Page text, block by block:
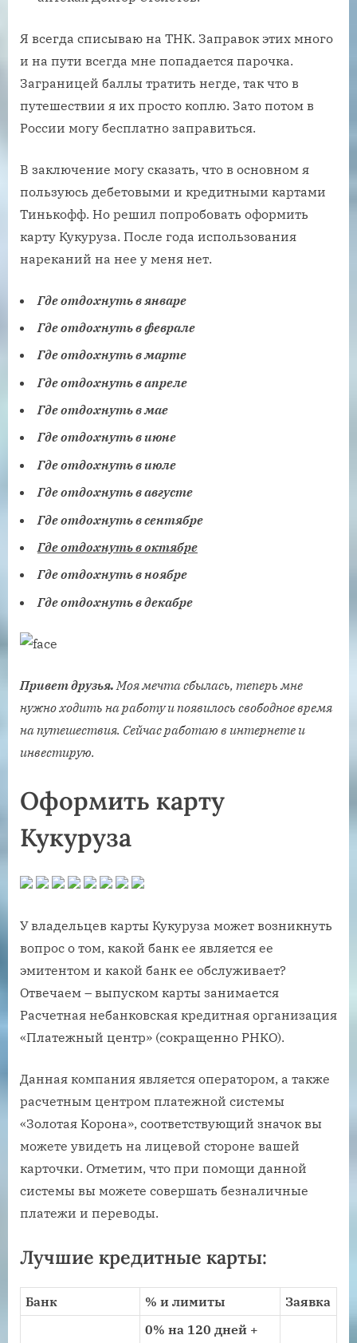
Я всегда списываю на ТНК. Заправок этих много
и на пути всегда мне попадается парочка.
Заграницей баллы тратить негде, так что в
путешествии я их просто коплю. Зато потом в
России могу бесплатно заправиться.
В заключение могу сказать, что в основном я
пользуюсь дебетовыми и кредитными картами
Тинькофф. Но решил попробовать оформить
карту Кукуруза. После года использования
нареканий на нее у меня нет.
Где отдохнуть в январе
Где отдохнуть в феврале
Где отдохнуть в марте
Где отдохнуть в апреле
Где отдохнуть в мае
Где отдохнуть в июне
Где отдохнуть в июле
Где отдохнуть в августе
Где отдохнуть в сентябре
Где отдохнуть в октябре
Где отдохнуть в ноябре
Где отдохнуть в декабре
Привет друзья. Моя мечта сбылась, теперь мне
нужно ходить на работу и появилось свободное время
на путешествия. Сейчас работаю в интернете и
инвестирую.
Оформить карту
Кукуруза
У владельцев карты Кукуруза может возникнуть
вопрос о том, какой банк ее является ее
эмитентом и какой банк ее обслуживает?
Отвечаем – выпуском карты занимается
Расчетная небанковская кредитная организация
«Платежный центр» (сокращенно РНКО).
Данная компания является оператором, а также
расчетным центром платежной системы
«Золотая Корона», соответствующий значок вы
можете увидеть на лицевой стороне вашей
карточки. Отметим, что при помощи данной
системы вы можете совершать безналичные
платежи и переводы.
Лучшие кредитные карты:
Банк % и лимиты Заявка
0% на 120 дней +